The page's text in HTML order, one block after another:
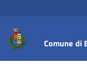
Comune di